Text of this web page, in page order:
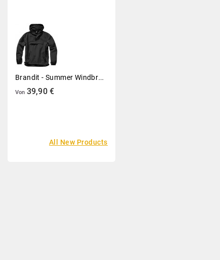
B
Randit - Summer Windbreaker 3162-2 Schwarz Regenjacke Festival Ungefüttert
Von Preis
39,90 €
All New Products